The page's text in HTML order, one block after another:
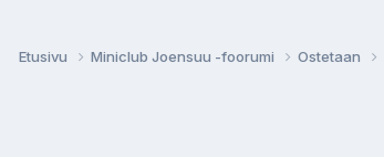
Etusivu Miniclub Joensuu -foorumi Ostetaan